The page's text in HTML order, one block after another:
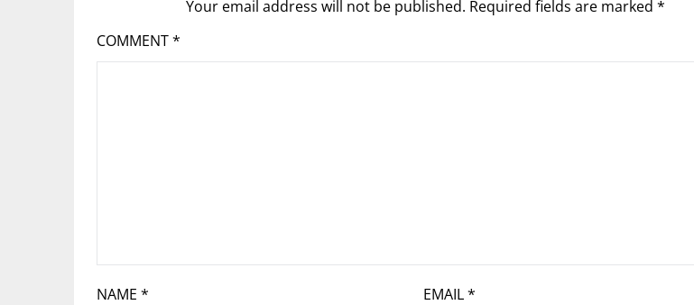
Your email address will not be published. Required fields are marked *
COMMENT*
NAME * EMAIL*